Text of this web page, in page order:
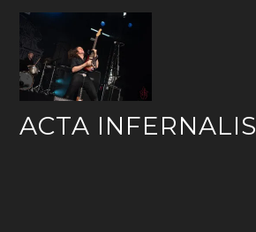
Skip
content
ACTA INFERNALIS